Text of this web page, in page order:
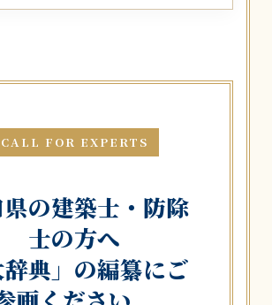
CALL FOR EXPERTS
県の建築士・防除
士の方へ
辞典」の編纂にご